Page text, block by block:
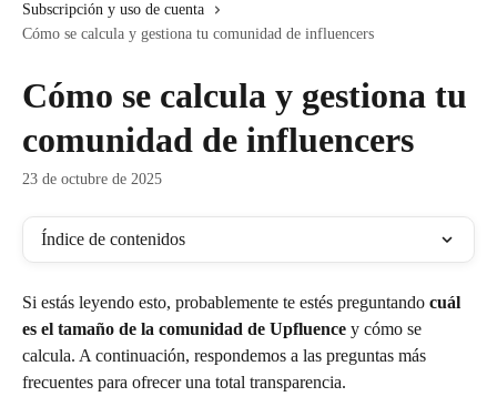
Subscripción y uso de cuenta
Cómo se calcula y gestiona tu comunidad de influencers
Cómo se calcula y gestiona tu
comunidad de influencers
23 de octubre de 2025
Índice de contenidos
Si estás leyendo esto, probablemente te estés preguntando cuál
es el tamaño de la comunidad de Upfluence y cómo se
calcula. A continuación, respondemos a las preguntas más
frecuentes para ofrecer una total transparencia.